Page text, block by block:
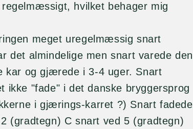
hvilket behager mig
meget uregelmæssig snart
det almindelige men snart varede den
kar og gjærede i 3-4 uger. Snart
ikke "fade" i det danske bryggersprog
i gjærings-karret ?) Snart fadede
(gradtegn) C snart ved 5 (gradtegn)